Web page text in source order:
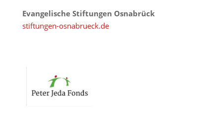
Evangelische Stiftungen Osnabrück
stiftungen-osnabrueck.de